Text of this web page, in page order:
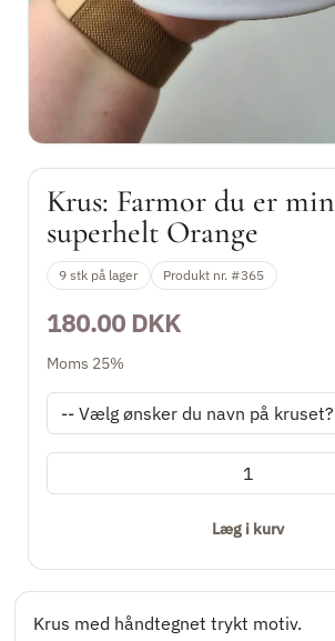
Kontakt
Krus: Farmor du er min
superhelt Orange
9 stk på lager Produkt nr. #365
180.00 DKK
Moms 25%
Læg i kurv
Krus med håndtegnet trykt motiv.